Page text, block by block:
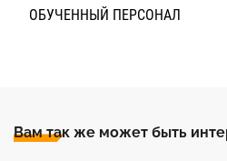
ОБУЧЕННЫЙ ПЕРСОНАЛ
Вам так же может быть